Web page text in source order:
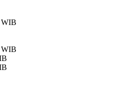
WIB
WIB